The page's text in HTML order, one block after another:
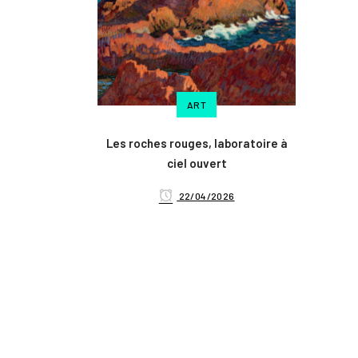
ART
Les roches rouges, laboratoire à
ciel ouvert
22/04/2026